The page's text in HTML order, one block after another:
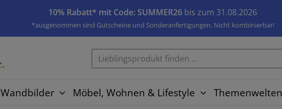
10% Rabatt* mit Code: SUMMER26 bis zum 31.08.2026
*ausgenommen sind Gutscheine und Sonderanfertigungen. Nicht kombinierbar!
Wandbilder Möbel, Wohnen & Lifestyle Themenwelten